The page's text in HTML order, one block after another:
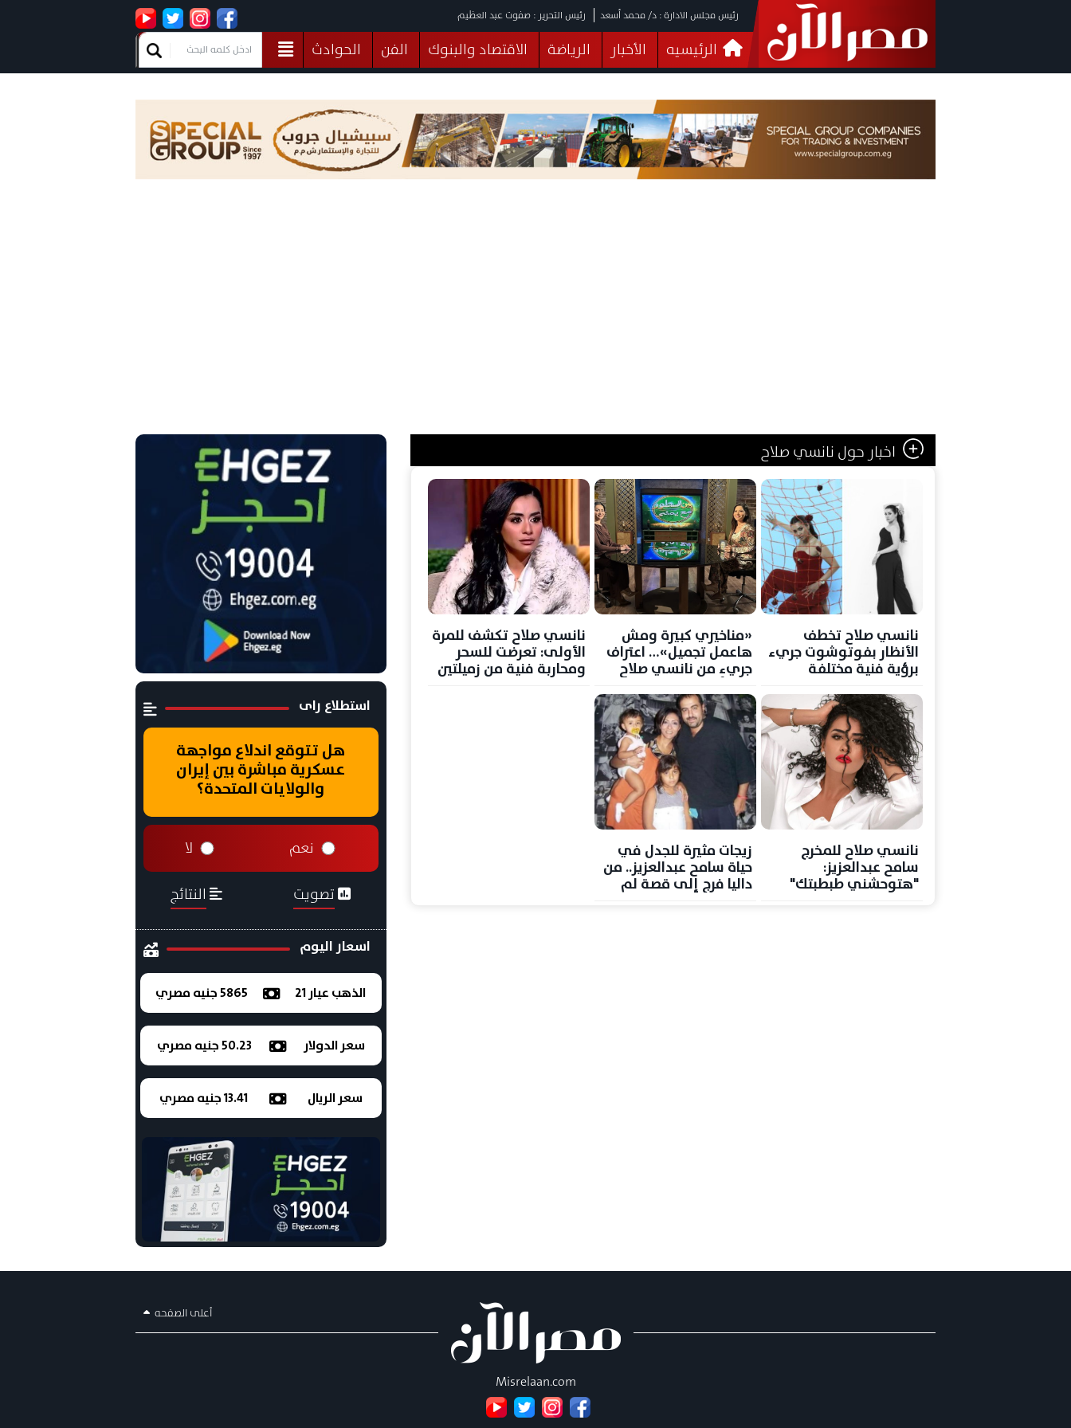
رئيس مجلس الادارة : د/ محمد أسعد رئيس التحرير : صفوت عبد العظيم
الرئيسيه الأخبار الرياضة الاقتصاد والبنوك الفن
الحوادث
فيديوهات
البرلمان صحة الثقافة خدمات منوعات
اخبار حول نانسي صلاح
نانسي صلاح تخطف
الأنظار بفوتوشوت جريء
برؤية فنية مختلفة
«مناخيري كبيرة ومش
هاعمل تجميل»… اعتراف
جريء من نانسي صلاح
نانسي صلاح تكشف للمرة
الأولى: تعرضت للسحر
ومحاربة فنية من زميلتين
نانسي صلاح للمخرج
سامح عبدالعزيز:
"هتوحشني طبطبتك"
زيجات مثيرة للجدل في
حياة سامح عبدالعزيز.. من
داليا فرج إلى قصة لم
استطلاع راى
هل تتوقع اندلاع مواجهة
عسكرية مباشرة بين إيران
والولايات المتحدة؟
نعم لا
تصويت النتائج
اسعار اليوم
الذهب عيار 21 5865 جنيه مصري
سعر الدولار 50.23 جنيه مصري
سعر الريال 13.41 جنيه مصري
أعلى الصفحه
Misrelaan.com